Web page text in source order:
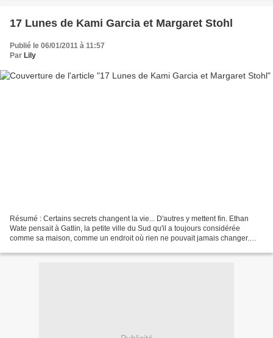
17 Lunes de Kami Garcia et Margaret Stohl
Publié le 06/01/2011 à 11:57
Par Lily
Résumé : Certains secrets changent la vie... D'autres y mettent fin. Ethan
Wate pensait à Gatlin, la petite ville du Sud qu'il a toujours considérée
comme sa maison, comme un endroit où rien ne pouvait jamais changer.